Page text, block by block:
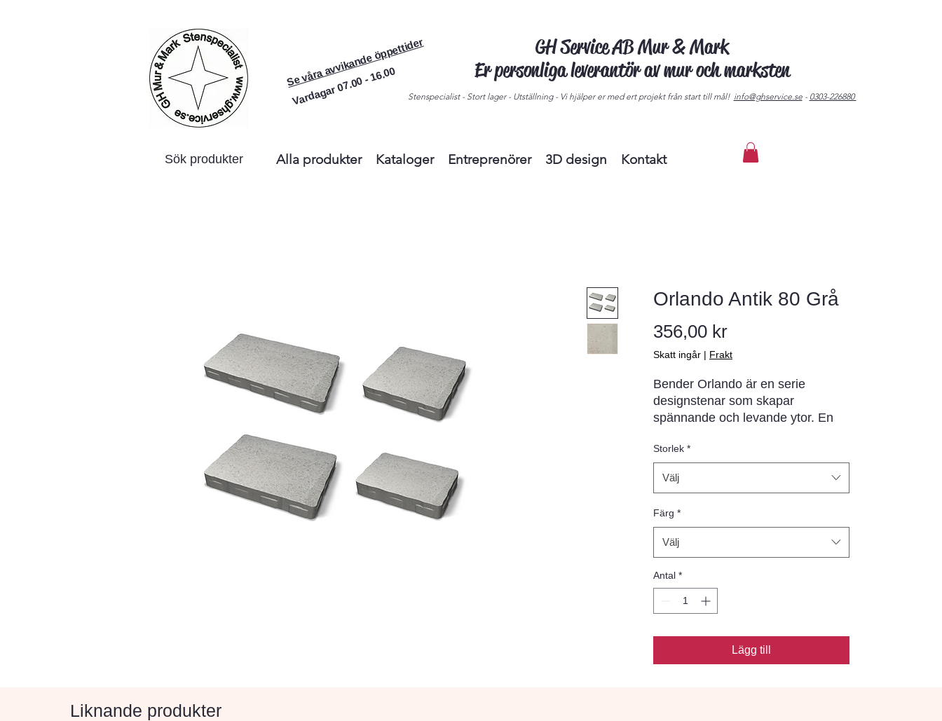
Se våra avvikande öppettider
Vardagar 07.00 - 16.00
GH Service AB Mur & Mark
Er personliga leverantör av mur och marksten
Stenspecialist - Stort lager - Utställning - Vi hjälper er med ert projekt från start till mål! info@ghservice.se- 0303-226880
Alla produkter Kataloger Entreprenörer 3D design Kontakt
Sök produkter
Orlando Antik 80 Grå
356,00 krPris
Skatt ingår | Frakt
Bender Orlando är en serie
designstenar som skapar
spännande och levande ytor. En
moderna utemiljön som
garageuppfarten, trädgårdsgången
eller uteplatsen. Välj mellan 60 och
Levereras i helpall med fyra olika
längder på samma pall vilket
skänker möjligheten att skapa
högst personliga ytor.
Storlek *
Välj
Färg *
Välj
Antal *
Lägg till
Liknande produkter